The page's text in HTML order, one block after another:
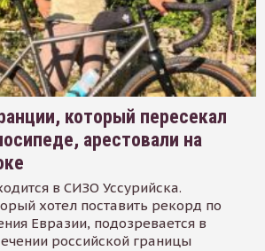
который пересекал
арестовали на
в СИЗО Уссурийска.
хотел поставить рекорд по
Евразии, подозревается в
российской границы